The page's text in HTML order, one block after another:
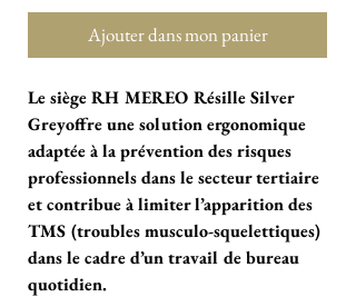
Ajouter dans mon panier
Le siège RH MEREO Résille Silver
Greyoffre une solution ergonomique
adaptée à la prévention des risques
professionnels dans le secteur tertiaire
et contribue à limiter l’apparition des
TMS (troubles musculo-squelettiques)
dans le cadre d’un travail de bureau
quotidien.